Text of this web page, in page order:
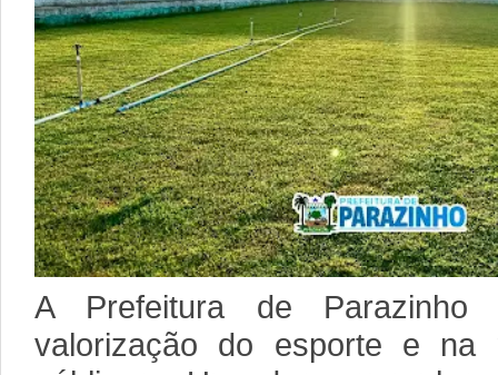
A Prefeitura de Parazinho
valorização do esporte e na